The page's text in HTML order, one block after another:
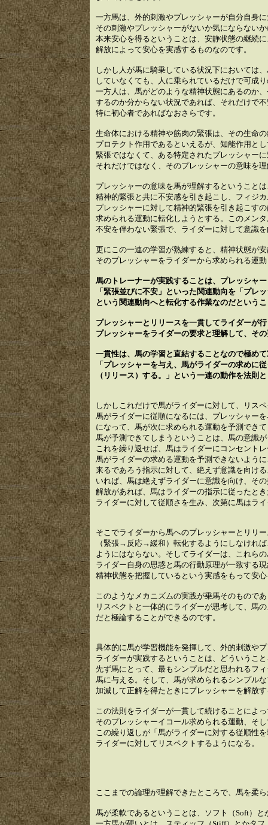
一方馬は、外的刺激やプレッシャーが自分自身
その刺激やプレッシャーがないか気にならない
本来安心を得るということは、安静状態の継続
解放によって安心を実感するものなのです。
しかし人が馬に騎乗している状況下においては
していなくても、人に乗られているだけで可成
一方人は、馬がどのような精神状態にあるのか
するのか分からない状況であれば、それだけで
特に初心者であればなおさらです。
生命体における精神や筋肉の緊張は、その生命
プロテクト作用であるといえるが、知能作用と
緊張ではなくて、ある特定されたプレッシャー
それだけではなく、そのプレッシャーの意味を
プレッシャーの意味を馬が理解するということ
精神的緊張と共に不安感を引き起こし、フィジ
プレッシャーに対して精神的緊張を引き起こす
求められる運動に転化しようとする。このメン
不安を伴わない緊張で、ライダーに対して意識
更にこの一連の学習が熟練すると、精神状態が
そのプレッシャーをライダーから求められる運
馬のトレーナーが実践することは、プレッシャ
「緊張並びに不安」といった関連動向を「プレ
という関連動向へと転化する作業なのだという
プレッシャーとリリースを一貫してライダーが
プレッシャーをライダーの要求と理解して、そ
一貫性は、馬の学習と直結することなので極め
「プレッシャーを与え、馬がライダーの求めに
（リリース）する。」という一連の動作を法則
しかしこれだけで馬がライダーに対して、リス
馬がライダーに従順になるには、プレッシャー
になって、馬が次に求められる運動を予測でき
馬が予測できてしまうということは、馬の意識
これを繰り返せば、馬はライダーにコンセント
馬がライダーの求める運動を予測できないよう
来るであろう指示に対して、絶えず意識を向け
いれば、馬は絶えずライダーに意識を向け、そ
解放があれば、馬はライダーの指示に従ったと
ライダーに対して従順さを生み、次第に馬はラ
そこでライダーから馬へのプレッシャーとリリ
（緊張→反応→緩和）転化するようにしなけれ
ようにはならない。そしてライダーは、これら
ライダー自身の思惑と馬の行動原理が一致する
精神状態を把握しているという実感をもって安
このようなメカニズムの実践が乗馬そのもので
リスペクトと一体的にライダーが思考して、馬
だと極論することができるのです。
具体的に馬が学習機能を発揮して、外的刺激や
ライダーが実践するということは、どういうこ
先ず馬にとって、最もシンプルだと思われるフ
馬に与える。そして、馬が求められるシンプル
加減して正解を得たときにプレッシャーを解放
この法則をライダーが一貫して続けることによ
そのプレッシャーイコール求められる運動、そ
この繰り返しが「馬がライダーに対する従順性
ライダーに対してリスペクトするようになる。
ここまでの論理が理解できたところで、馬を柔
馬が柔軟であるということは、ソフト（Soft）